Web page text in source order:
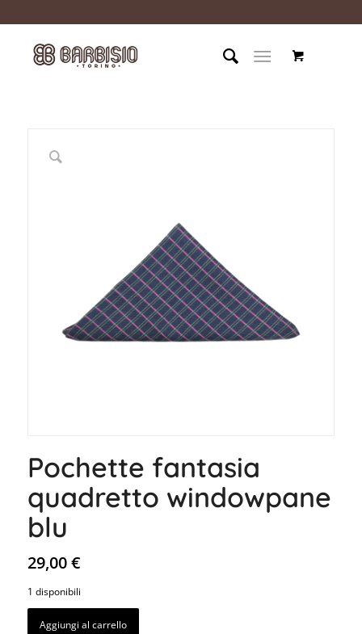
Pochette fantasia
quadretto windowpane
blu
29,00€
1 disponibili
Aggiungi al carrello